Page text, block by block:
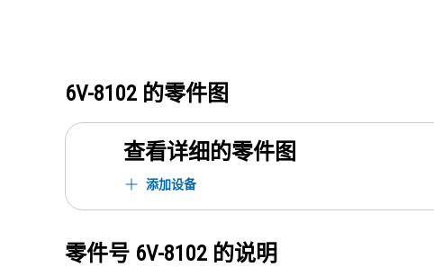
6V-8102 的零件图
查看详细的零件图
添加设备
零件号 6V-8102 的说明